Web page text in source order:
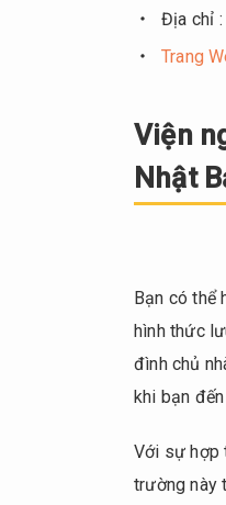
Nhật
School
(Trường
Nhật
Tokyo
COTO
Academy
5.
Nhật
Tokyo
Địa chỉ :
Trang
Viện
Nhật
Bạn có thể
hình thức
đình chủ
khi bạn
Với sự hợp
trường này